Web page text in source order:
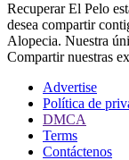
Recuperar El Pelo
desea compartir
Alopecia. Nuestra
Compartir nuestras
Advertise
Política de
DMCA
Terms
Contáctenos